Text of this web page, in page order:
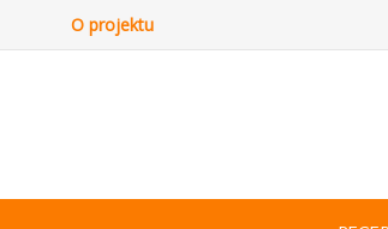
O projektu